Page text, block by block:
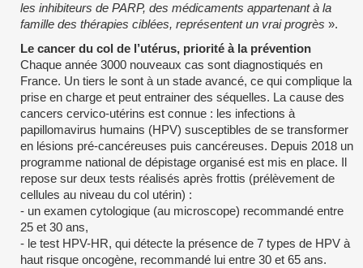
les inhibiteurs de PARP, des médicaments appartenant à la
famille des thérapies ciblées, représentent un vrai progrès ».
Le cancer du col de l’utérus, priorité à la prévention
Chaque année 3000 nouveaux cas sont diagnostiqués en
France. Un tiers le sont à un stade avancé, ce qui complique la
prise en charge et peut entrainer des séquelles. La cause des
cancers cervico-utérins est connue : les infections à
papillomavirus humains (HPV) susceptibles de se transformer
en lésions pré-cancéreuses puis cancéreuses. Depuis 2018 un
programme national de dépistage organisé est mis en place. Il
repose sur deux tests réalisés après frottis (prélèvement de
cellules au niveau du col utérin) :
- un examen cytologique (au microscope) recommandé entre
25 et 30 ans,
- le test HPV-HR, qui détecte la présence de 7 types de HPV à
haut risque oncogène, recommandé lui entre 30 et 65 ans.